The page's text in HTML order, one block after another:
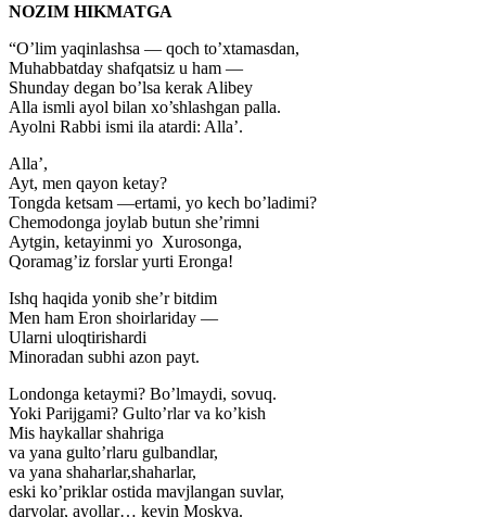
NOZIM HIKMATGA
“O’lim yaqinlashsa — qoch to’xtamasdan,
Muhabbatday shafqatsiz u ham —
Shunday degan bo’lsa kerak Alibey
Alla ismli ayol bilan xo’shlashgan palla.
Ayolni Rabbi ismi ila atardi: Alla’.
Alla’,
Ayt, men qayon ketay?
Tongda ketsam —ertami, yo kech bo’ladimi?
Chemodonga joylab butun she’rimni
Aytgin, ketayinmi yo Xurosonga,
Qoramag’iz forslar yurti Eronga!
Ishq haqida yonib she’r bitdim
Men ham Eron shoirlariday —
Ularni uloqtirishardi
Minoradan subhi azon payt.
Londonga ketaymi? Bo’lmaydi, sovuq.
Yoki Parijgami? Gulto’rlar va ko’kish
Mis haykallar shahriga
va yana gulto’rlaru gulbandlar,
va yana shaharlar,shaharlar,
eski ko’priklar ostida mavjlangan suvlar,
daryolar, ayollar… keyin Moskva.